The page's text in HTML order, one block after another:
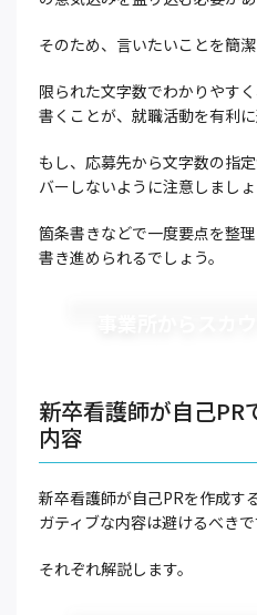
そのため、言いたいことを簡
限られた文字数でわかりやす
書くことが、就職活動を有利に
もし、応募先から文字数の指
バーしないように注意しましょ
箇条書きなどで一度要点を整
書き進められるでしょう。
新卒看護師が自己PR
内容
新卒看護師が自己PRを作成す
ガティブな内容は避けるべきで
それぞれ解説します。